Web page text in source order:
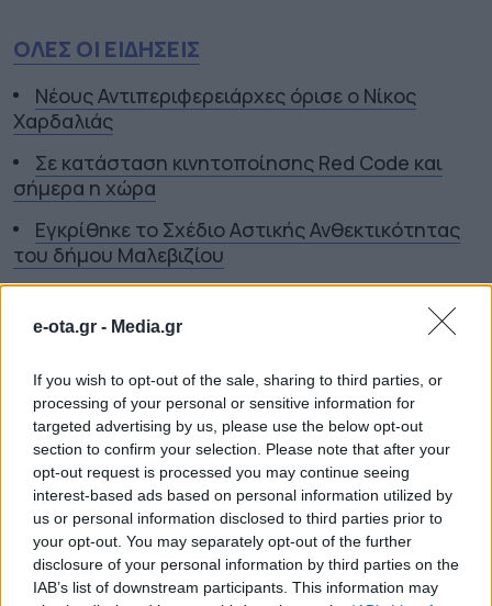
e-ota.gr - Media.gr
If you wish to opt-out of the sale, sharing to third parties, or
processing of your personal or sensitive information for
targeted advertising by us, please use the below opt-out
section to confirm your selection. Please note that after your
opt-out request is processed you may continue seeing
interest-based ads based on personal information utilized by
us or personal information disclosed to third parties prior to
your opt-out. You may separately opt-out of the further
disclosure of your personal information by third parties on the
IAB’s list of downstream participants. This information may
ΟΛΕΣ ΟΙ ΕΙΔΗΣΕΙΣ
Νέους Αντιπεριφερειάρχες όρισε ο Νίκος
Χαρδαλιάς
Σε κατάσταση κινητοποίησης Red Code και
σήμερα η χώρα
Εγκρίθηκε το Σχέδιο Αστικής Ανθεκτικότητας
του δήμου Μαλεβιζίου
ΥΠΑΛΛΗΛΟΙ ΠΡΟΣΛΗΨΕΙΣ
ΔΗΜΟΙ